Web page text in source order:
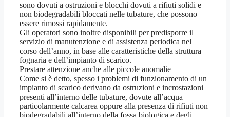
sono dovuti a ostruzioni e blocchi dovuti a rifiuti solidi e
non biodegradabili bloccati nelle tubature, che possono
essere rimossi rapidamente.
Gli operatori sono inoltre disponibili per predisporre il
servizio di manutenzione e di assistenza periodica nel
corso dell’anno, in base alle caratteristiche della struttura
fognaria e dell’impianto di scarico.
Prestare attenzione anche alle piccole anomalie
Come si è detto, spesso i problemi di funzionamento di un
impianto di scarico derivano da ostruzioni e incrostazioni
presenti all’interno delle tubature, dovute all’acqua
particolarmente calcarea oppure alla presenza di rifiuti non